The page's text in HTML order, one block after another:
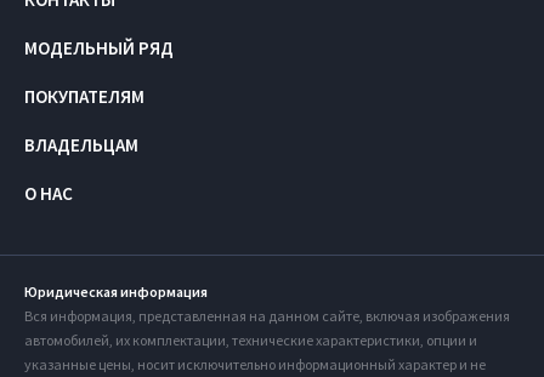
МОДЕЛЬНЫЙ РЯД
ПОКУПАТЕЛЯМ
ВЛАДЕЛЬЦАМ
О НАС
Юридическая информация
Вся информация, представленная на данном сайте, включая изображения
автомобилей, их комплектации, технические характеристики, опции и
указанные цены, носит исключительно информационный характер и не